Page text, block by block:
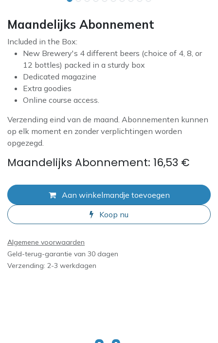
Maandelijks Abonnement
Included in the Box:
New Brewery's 4 different beers (choice of 4, 8, or
12 bottles) packed in a sturdy box
Dedicated magazine
Extra goodies
Online course access.
Verzending eind van de maand. Abonnementen kunnen
op elk moment en zonder verplichtingen worden
opgezegd.
Maandelijks Abonnement: 16,53 €
Aan winkelmandje toevoegen
Koop nu
Algemene voorwaarden
Geld-terug-garantie van 30 dagen
Verzending: 2-3 werkdagen